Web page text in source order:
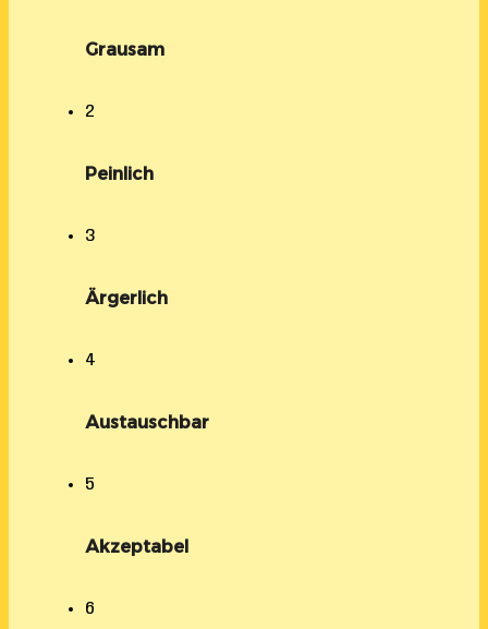
Grausam
2
Peinlich
3
Ärgerlich
4
Austauschbar
5
Akzeptabel
6